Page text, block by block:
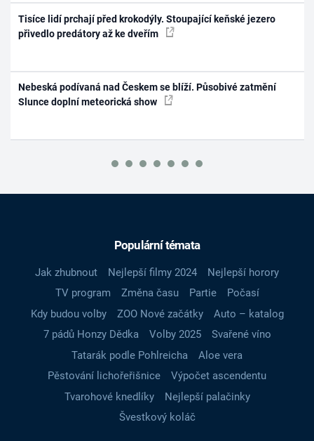
Tisíce lidí prchají před krokodýly. Stoupající keňské jezero
přivedlo predátory až ke dveřím
Nebeská podívaná nad Českem se blíží. Působivé zatmění
Slunce doplní meteorická show
Populární témata
Jak zhubnout Nejlepší filmy 2024
Nejlepší horory
TV program
Změna času Partie
Počasí
Kdy budou volby
ZOO Nové začátky
Auto – katalog
7 pádů Honzy Dědka
Volby 2025
Svařené víno
Tatarák podle Pohlreicha
Aloe vera
Pěstování lichořeřišnice
Výpočet ascendentu
Tvarohové knedlíky
Nejlepší palačinky
Švestkový koláč